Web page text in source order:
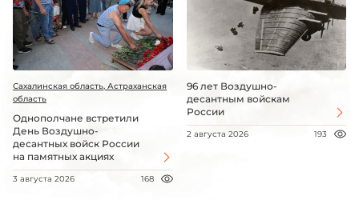
Сахалинская область, Астраханская
область
Однополчане встретили
День Воздушно-
десантных войск России
на памятных акциях
3 августа 2026 168
96 лет Воздушно-
десантным войскам
России
2 августа 2026 193